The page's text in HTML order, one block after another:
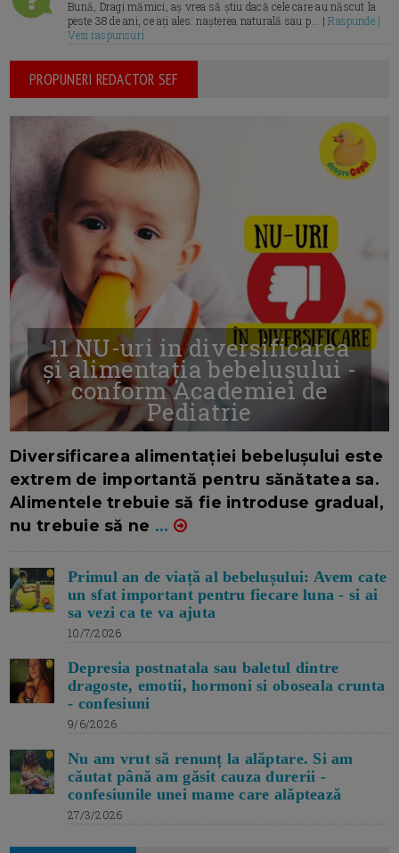
Bună, Dragi mămici, aș vrea să știu dacă cele care au născut la
peste 38 de ani, ce ați ales: nașterea naturală sau p... |Raspunde |
Vezi raspunsuri
PROPUNERI REDACTOR SEF
11 NU-uri in diversificarea
și alimentația bebelușului -
conform Academiei de
Pediatrie
Diversificarea alimentației bebelușului este
extrem de importantă pentru sănătatea sa.
Alimentele trebuie să fie introduse gradual,
nu trebuie să ne ...
Primul an de viață al bebelușului: Avem cate
un sfat important pentru fiecare luna - si ai
sa vezi ca te va ajuta
10/7/2026
Depresia postnatala sau baletul dintre
dragoste, emotii, hormoni si oboseala crunta
- confesiuni
9/6/2026
Nu am vrut să renunț la alăptare. Si am
căutat până am găsit cauza durerii -
confesiunile unei mame care alăptează
27/3/2026